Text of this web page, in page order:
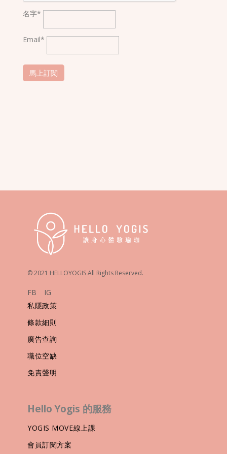
名字*
Email*
© 2021 HELLOYOGIS All Rights Reserved.
FB
IG
私隱政策
條款細則
廣告查詢
職位空缺
免責聲明
Hello Yogis 的服務
YOGIS MOVE線上課
會員訂閱方案